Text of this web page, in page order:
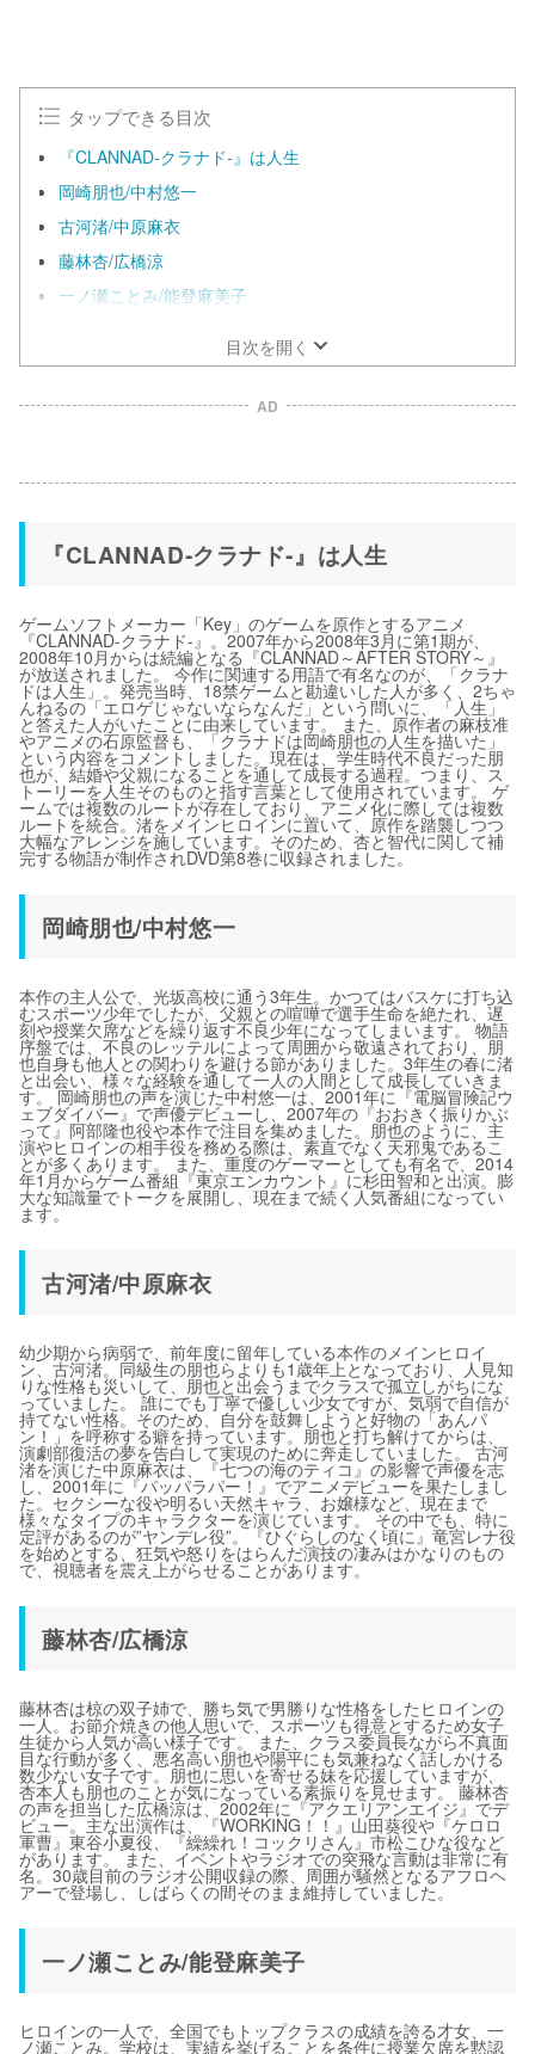
タップできる目次
『CLANNAD‐クラナド‐』は人生
岡崎朋也/中村悠一
古河渚/中原麻衣
藤林杏/広橋涼
一ノ瀬ことみ/能登麻美子
目次を開く
AD
『CLANNAD‐クラナド‐』は人生
ゲームソフトメーカー「Key」のゲームを原作とするアニメ
『CLANNAD-クラナド-』。2007年から2008年3月に第1期が、
2008年10月からは続編となる『CLANNAD～AFTER STORY～』
が放送されました。 今作に関連する用語で有名なのが、「クラナ
ドは人生」。発売当時、18禁ゲームと勘違いした人が多く、2ちゃ
んねるの「エロゲじゃないならなんだ」という問いに、「人生」
と答えた人がいたことに由来しています。 また、原作者の麻枝准
やアニメの石原監督も、「クラナドは岡崎朋也の人生を描いた」
という内容をコメントしました。現在は、学生時代不良だった朋
也が、結婚や父親になることを通して成長する過程。つまり、ス
トーリーを人生そのものと指す言葉として使用されています。 ゲ
ームでは複数のルートが存在しており、アニメ化に際しては複数
ルートを統合。渚をメインヒロインに置いて、原作を踏襲しつつ
大幅なアレンジを施しています。そのため、杏と智代に関して補
完する物語が制作されDVD第8巻に収録されました。
岡崎朋也/中村悠一
本作の主人公で、光坂高校に通う3年生。かつてはバスケに打ち込
むスポーツ少年でしたが、父親との喧嘩で選手生命を絶たれ、遅
刻や授業欠席などを繰り返す不良少年になってしまいます。 物語
序盤では、不良のレッテルによって周囲から敬遠されており、朋
也自身も他人との関わりを避ける節がありました。3年生の春に渚
と出会い、様々な経験を通して一人の人間として成長していきま
す。 岡崎朋也の声を演じた中村悠一は、2001年に『電脳冒険記ウ
ェブダイバー』で声優デビューし、2007年の『おおきく振りかぶ
って』阿部隆也役や本作で注目を集めました。朋也のように、主
演やヒロインの相手役を務める際は、素直でなく天邪鬼であるこ
とが多くあります。 また、重度のゲーマーとしても有名で、2014
年1月からゲーム番組『東京エンカウント』に杉田智和と出演。膨
大な知識量でトークを展開し、現在まで続く人気番組になってい
ます。
古河渚/中原麻衣
幼少期から病弱で、前年度に留年している本作のメインヒロイ
ン、古河渚。同級生の朋也らよりも1歳年上となっており、人見知
りな性格も災いして、朋也と出会うまでクラスで孤立しがちにな
っていました。 誰にでも丁寧で優しい少女ですが、気弱で自信が
持てない性格。そのため、自分を鼓舞しようと好物の「あんパ
ン！」を呼称する癖を持っています。朋也と打ち解けてからは、
演劇部復活の夢を告白して実現のために奔走していました。 古河
渚を演じた中原麻衣は、『七つの海のティコ』の影響で声優を志
し、2001年に『パッパラパー！』でアニメデビューを果たしまし
た。セクシーな役や明るい天然キャラ、お嬢様など、現在まで
様々なタイプのキャラクターを演じています。 その中でも、特に
定評があるのが”ヤンデレ役”。『ひぐらしのなく頃に』竜宮レナ役
を始めとする、狂気や怒りをはらんだ演技の凄みはかなりのもの
で、視聴者を震え上がらせることがあります。
藤林杏/広橋涼
藤林杏は椋の双子姉で、勝ち気で男勝りな性格をしたヒロインの
一人。お節介焼きの他人思いで、スポーツも得意とするため女子
生徒から人気が高い様子です。 また、クラス委員長ながら不真面
目な行動が多く、悪名高い朋也や陽平にも気兼ねなく話しかける
数少ない女子です。朋也に思いを寄せる妹を応援していますが、
杏本人も朋也のことが気になっている素振りを見せます。 藤林杏
の声を担当した広橋涼は、2002年に『アクエリアンエイジ』でデ
ビュー。主な出演作は、『WORKING！！』山田葵役や『ケロロ
軍曹』東谷小夏役、『繰繰れ！コックリさん』市松こひな役など
があります。 また、イベントやラジオでの突飛な言動は非常に有
名。30歳目前のラジオ公開収録の際、周囲が騒然となるアフロヘ
アーで登場し、しばらくの間そのまま維持していました。
一ノ瀬ことみ/能登麻美子
ヒロインの一人で、全国でもトップクラスの成績を誇る才女、一
ノ瀬ことみ。学校は、実績を挙げることを条件に授業欠席を黙認